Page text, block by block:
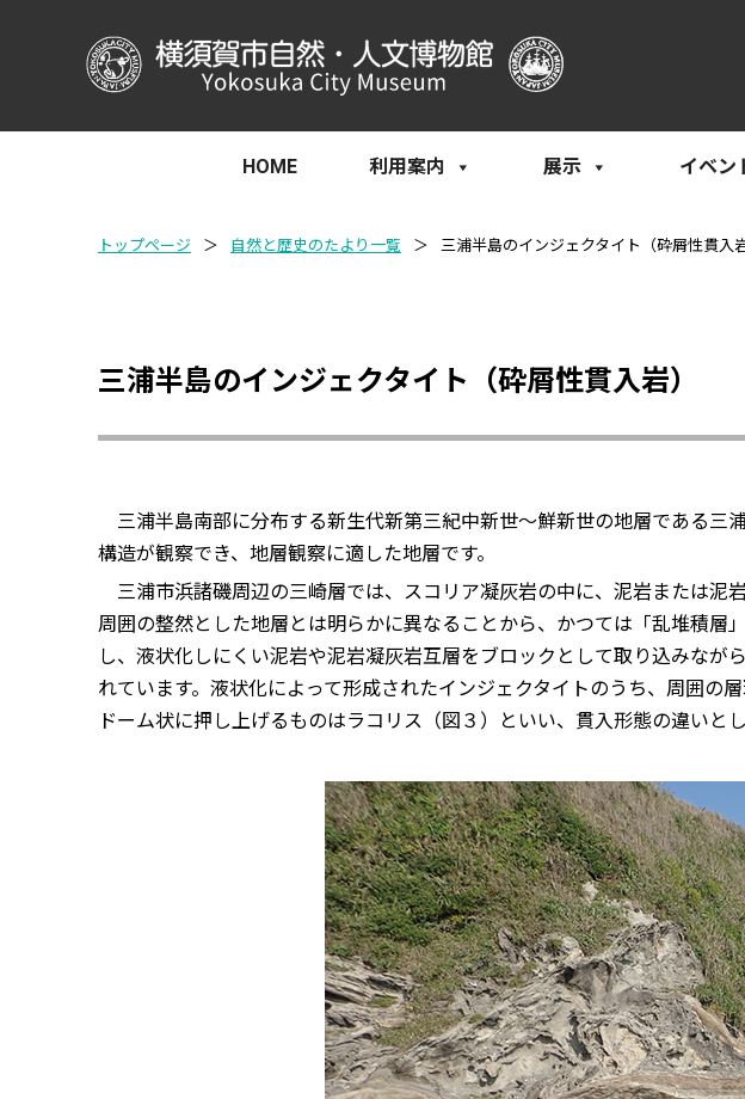
HOME 利用案内 展示 イベン
トップページ ＞ 自然と歴史のたより一覧 ＞ 三浦半島のインジェクタイト（砕屑性貫入岩
三浦半島のインジェクタイト（砕屑性貫入岩）
三浦半島南部に分布する新生代新第三紀中新世～鮮新世の地層である三
構造が観察でき、地層観察に適した地層です。
三浦市浜諸磯周辺の三崎層では、スコリア凝灰岩の中に、泥岩または泥
周囲の整然とした地層とは明らかに異なることから、かつては「乱堆積
し、液状化しにくい泥岩や泥岩凝灰岩互層をブロックとして取り込みな
れています。液状化によって形成されたインジェクタイトのうち、周囲の
ドーム状に押し上げるものはラコリス（図３）といい、貫入形態の違いと